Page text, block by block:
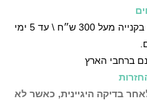
♡ משלוח עד הבית ב30 ש״ח – חינם בקנייה מעל 300 ש״ח \ עד 5 ימי
ברחבי הארץ
בדיקה היגיינית, כאשר לא